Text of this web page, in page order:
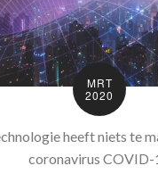
MRT
2020
heeft niets te
coronavirus COVID-